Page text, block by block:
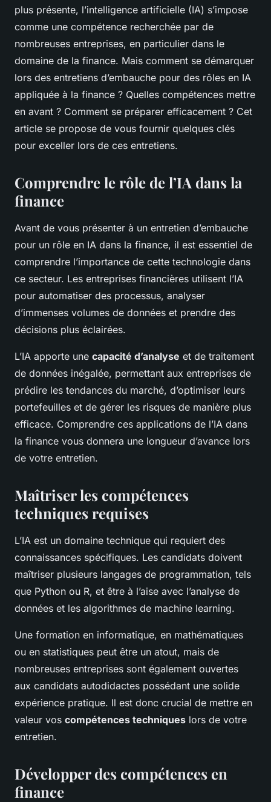
plus présente, l’intelligence artificielle (IA) s’impose
comme une compétence recherchée par de
nombreuses entreprises, en particulier dans le
domaine de la finance. Mais comment se démarquer
lors des entretiens d’embauche pour des rôles en IA
appliquée à la finance ? Quelles compétences mettre
en avant ? Comment se préparer efficacement ? Cet
article se propose de vous fournir quelques clés
pour exceller lors de ces entretiens.
Comprendre le rôle de l’IA dans la
finance
Avant de vous présenter à un entretien d’embauche
pour un rôle en IA dans la finance, il est essentiel de
comprendre l’importance de cette technologie dans
ce secteur. Les entreprises financières utilisent l’IA
pour automatiser des processus, analyser
d’immenses volumes de données et prendre des
décisions plus éclairées.
L’IA apporte une capacité d’analyse et de traitement
de données inégalée, permettant aux entreprises de
prédire les tendances du marché, d’optimiser leurs
portefeuilles et de gérer les risques de manière plus
efficace. Comprendre ces applications de l’IA dans
la finance vous donnera une longueur d’avance lors
de votre entretien.
Maîtriser les compétences
techniques requises
L’IA est un domaine technique qui requiert des
connaissances spécifiques. Les candidats doivent
maîtriser plusieurs langages de programmation, tels
que Python ou R, et être à l’aise avec l’analyse de
données et les algorithmes de machine learning.
Une formation en informatique, en mathématiques
ou en statistiques peut être un atout, mais de
nombreuses entreprises sont également ouvertes
aux candidats autodidactes possédant une solide
expérience pratique. Il est donc crucial de mettre en
valeur vos compétences techniques lors de votre
entretien.
Développer des compétences en
finance